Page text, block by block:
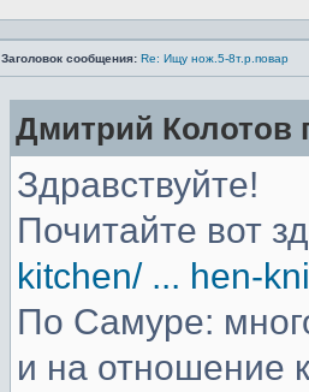
Заголовок сообщения: Re: Ищу нож.5-8т.р.повар
Дмитрий Колотов
Здравствуйте!
Почитайте вот
kitchen/ ... hen-
По Самуре:
и на отношение